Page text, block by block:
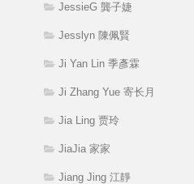
JessieG 龔子婕
Jesslyn 陳佩賢
Ji Yan Lin 季彥霖
Ji Zhang Yue 寄长月
Jia Ling 贾玲
JiaJia 家家
Jiang Jing 江靜